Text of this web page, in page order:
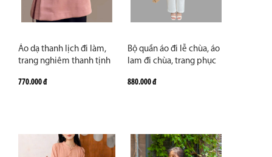
Áo dạ thanh lịch đi làm,
trang nghiêm thanh tịnh
770.000 đ
Bộ quần áo đi lễ chùa, áo
lam đi chùa, trang phục
nút ngọc, tà dài, màu
Bảo Ngọc
880.000 đ